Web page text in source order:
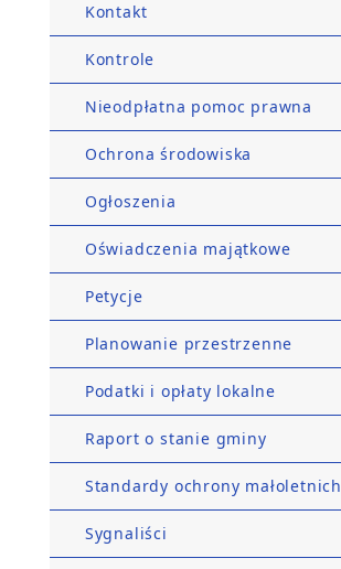
Kontakt
Kontrole
Nieodpłatna pomoc prawna
Ochrona środowiska
Ogłoszenia
Oświadczenia majątkowe
Petycje
Planowanie przestrzenne
Podatki i opłaty lokalne
Raport o stanie gminy
Standardy ochrony małoletnich
Sygnaliści